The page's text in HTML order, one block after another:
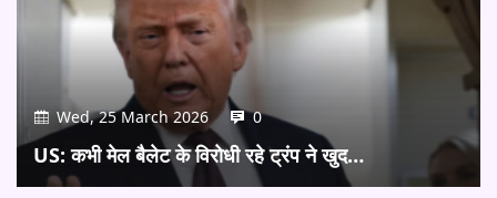
Wed, 25 March 2026 0
US: कभी मेल बैलेट के विरोधी रहे ट्रंप ने खुद…